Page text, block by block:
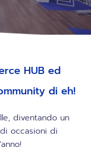
HUB ed
di eh!
diventando un
occasioni di